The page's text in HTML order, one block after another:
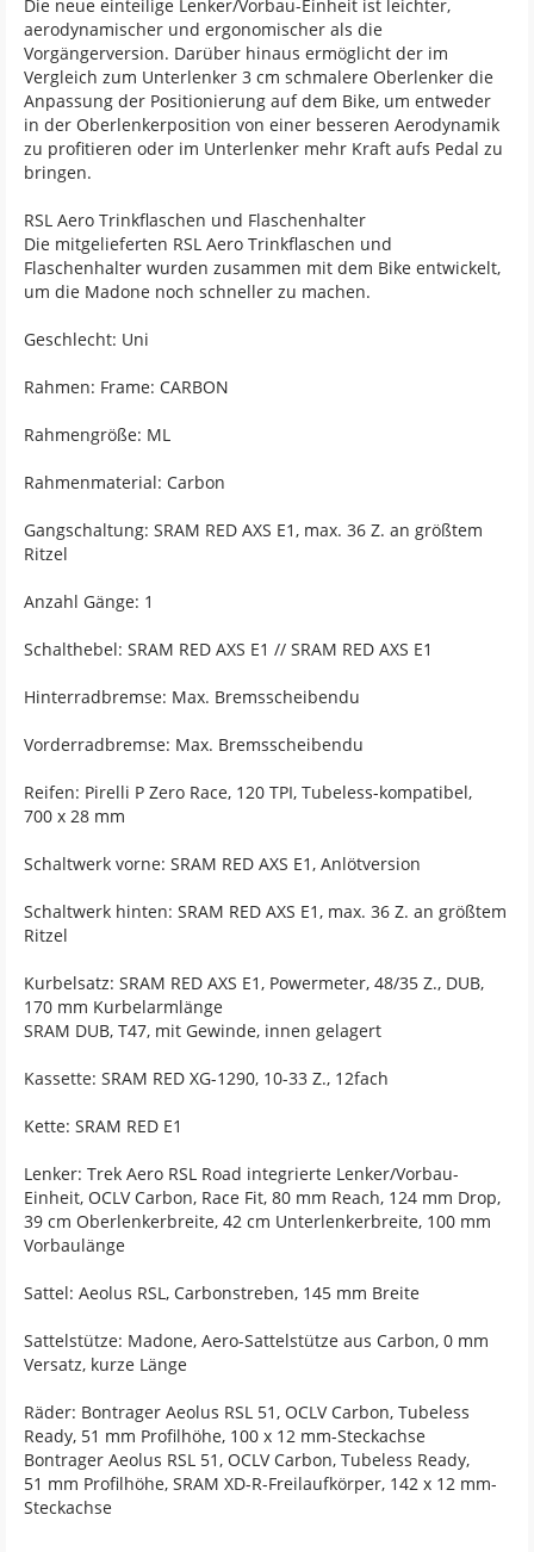
Die neue einteilige Lenker/Vorbau-Einheit ist leichter,
aerodynamischer und ergonomischer als die
Vorgängerversion. Darüber hinaus ermöglicht der im
Vergleich zum Unterlenker 3 cm schmalere Oberlenker die
Anpassung der Positionierung auf dem Bike, um entweder
in der Oberlenkerposition von einer besseren Aerodynamik
zu profitieren oder im Unterlenker mehr Kraft aufs Pedal zu
bringen.
RSL Aero Trinkflaschen und Flaschenhalter
Die mitgelieferten RSL Aero Trinkflaschen und
Flaschenhalter wurden zusammen mit dem Bike entwickelt,
um die Madone noch schneller zu machen.
Geschlecht: Uni
Rahmen: Frame: CARBON
Rahmengröße: ML
Rahmenmaterial: Carbon
Gangschaltung: SRAM RED AXS E1, max. 36 Z. an größtem
Ritzel
Anzahl Gänge: 1
Schalthebel: SRAM RED AXS E1 // SRAM RED AXS E1
Hinterradbremse: Max. Bremsscheibendu
Vorderradbremse: Max. Bremsscheibendu
Reifen: Pirelli P Zero Race, 120 TPI, Tubeless-kompatibel,
700 x 28 mm
Schaltwerk vorne: SRAM RED AXS E1, Anlötversion
Schaltwerk hinten: SRAM RED AXS E1, max. 36 Z. an größtem
Ritzel
Kurbelsatz: SRAM RED AXS E1, Powermeter, 48/35 Z., DUB,
170 mm Kurbelarmlänge
SRAM DUB, T47, mit Gewinde, innen gelagert
Kassette: SRAM RED XG-1290, 10-33 Z., 12fach
Kette: SRAM RED E1
Lenker: Trek Aero RSL Road integrierte Lenker/Vorbau-
Einheit, OCLV Carbon, Race Fit, 80 mm Reach, 124 mm Drop,
39 cm Oberlenkerbreite, 42 cm Unterlenkerbreite, 100 mm
Vorbaulänge
Sattel: Aeolus RSL, Carbonstreben, 145 mm Breite
Sattelstütze: Madone, Aero-Sattelstütze aus Carbon, 0 mm
Versatz, kurze Länge
Räder: Bontrager Aeolus RSL 51, OCLV Carbon, Tubeless
Ready, 51 mm Profilhöhe, 100 x 12 mm-Steckachse
Bontrager Aeolus RSL 51, OCLV Carbon, Tubeless Ready,
51 mm Profilhöhe, SRAM XD-R-Freilaufkörper, 142 x 12 mm-
Steckachse